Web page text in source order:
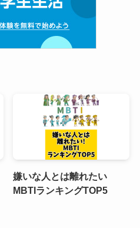
嫌いな人とは離れたい
MBTIランキングTOP5